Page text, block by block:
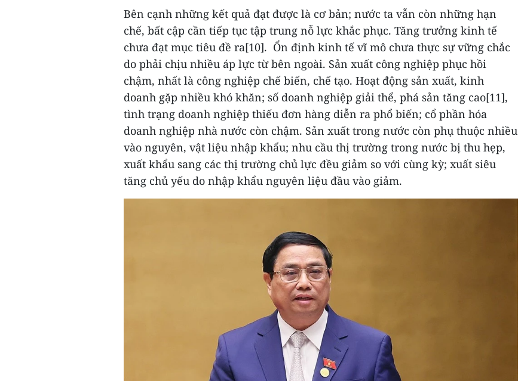
Bên cạnh những kết quả đạt được là cơ bản; nước ta vẫn còn những hạn
chế, bất cập cần tiếp tục tập trung nỗ lực khắc phục. Tăng trưởng kinh tế
chưa đạt mục tiêu đề ra[10]. Ổn định kinh tế vĩ mô chưa thực sự vững chắc
do phải chịu nhiều áp lực từ bên ngoài. Sản xuất công nghiệp phục hồi
chậm, nhất là công nghiệp chế biến, chế tạo. Hoạt động sản xuất, kinh
doanh gặp nhiều khó khăn; số doanh nghiệp giải thể, phá sản tăng cao[11],
tình trạng doanh nghiệp thiếu đơn hàng diễn ra phổ biến; cổ phần hóa
doanh nghiệp nhà nước còn chậm. Sản xuất trong nước còn phụ thuộc nhiều
vào nguyên, vật liệu nhập khẩu; nhu cầu thị trường trong nước bị thu hẹp,
xuất khẩu sang các thị trường chủ lực đều giảm so với cùng kỳ; xuất siêu
tăng chủ yếu do nhập khẩu nguyên liệu đầu vào giảm.